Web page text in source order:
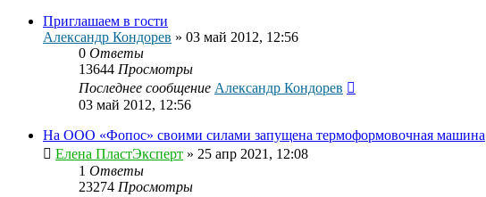
Приглашаем в гости
Александр Кондорев » 03 май 2012, 12:56
0 Ответы
13644 Просмотры
Последнее сообщение Александр Кондорев
03 май 2012, 12:56
На ООО «Фопос» своими силами запущена термоформовочная машина
Елена ПластЭксперт » 25 апр 2021, 12:08
1 Ответы
23274 Просмотры